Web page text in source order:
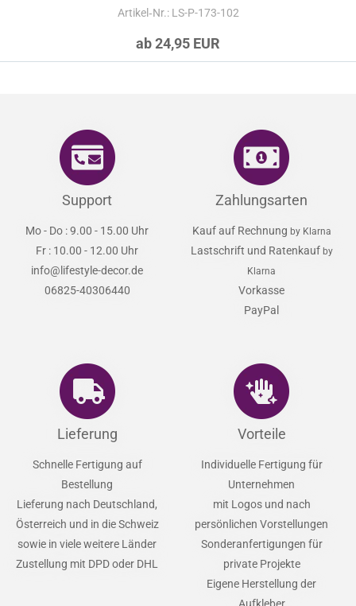
Artikel‑Nr.: LS-P-173-102
ab 24,95 EUR
Support
Mo - Do : 9.00 - 15.00 Uhr
Fr : 10.00 - 12.00 Uhr
info@lifestyle-decor.de
06825-40306440
Zahlungsarten
Kauf auf Rechnung by Klarna
Lastschrift und Ratenkauf by
Klarna
Vorkasse
PayPal
Lieferung
Schnelle Fertigung auf
Bestellung
Lieferung nach Deutschland,
Österreich und in die Schweiz
sowie in viele weitere Länder
Zustellung mit DPD oder DHL
Vorteile
Individuelle Fertigung für
Unternehmen
mit Logos und nach
persönlichen Vorstellungen
Sonderanfertigungen für
private Projekte
Eigene Herstellung der
Aufkleber